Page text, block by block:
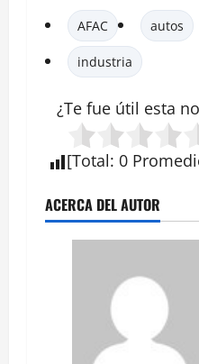
AFAC autos
industria
¿Te fue útil esta
[Total: 0
ACERCA DEL AUTOR